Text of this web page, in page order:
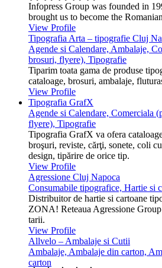
Infopress Group was founded in
brought us to become the
View Profile
Tipografia Arta – tipografie Cluj
Agende si Calendare, Ambalaje,
brosuri, flyere), Tipografie
Tiparim toata gama de produse
cataloage, brosuri, ambalaje,
View Profile
Tipografia GrafX
Agende si Calendare, Comerciala
flyere), Tipografie
Tipografia GrafX va ofera
broşuri, reviste, cărţi, sonete, coli
design, tipărire de orice tip.
View Profile
Agressione Cluj Napoca
Consumabile tipografice, Hartie si
Distribuitor de hartie si cartoane
ZONA! Reteaua Agressione
tarii.
View Profile
Allvelo – Ambalaje si Cutii
Ambalaje, Ambalaje din carton,
carton